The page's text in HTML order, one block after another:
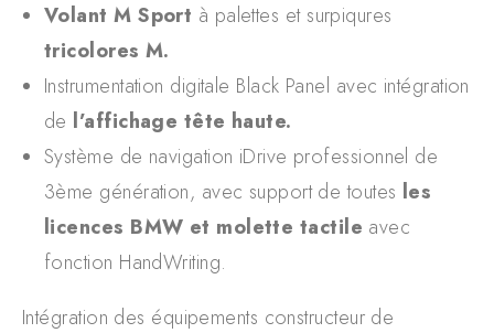
Volant M Sport à palettes et surpiqures
tricolores M.
Instrumentation digitale Black Panel avec intégration
de l’affichage tête haute.
Système de navigation iDrive professionnel de
3ème génération, avec support de toutes les
licences BMW et molette tactile avec
fonction HandWriting.
Intégration des équipements constructeur de